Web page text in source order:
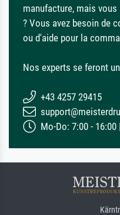
manufacture, mais
? Vous avez besoin de
ou d'aide pour la
Nos experts se feront
+43 4257 29415
Mo-Do: 7:00 - 16:00